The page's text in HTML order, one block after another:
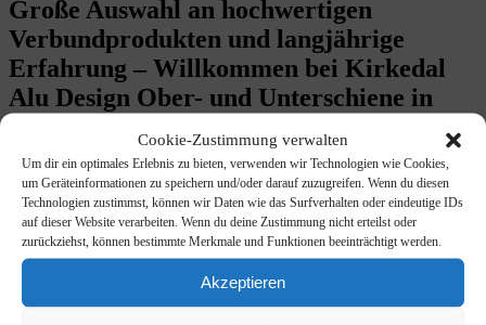
Cookie-Zustimmung verwalten
Um dir ein optimales Erlebnis zu bieten, verwenden wir Technologien wie Cookies,
um Geräteinformationen zu speichern und/oder darauf zuzugreifen. Wenn du diesen
Technologien zustimmst, können wir Daten wie das Surfverhalten oder eindeutige IDs
auf dieser Website verarbeiten. Wenn du deine Zustimmung nicht erteilst oder
zurückziehst, können bestimmte Merkmale und Funktionen beeinträchtigt werden.
Akzeptieren
Große Auswahl an hochwertigen
Verbundprodukten und langjährige
Erfahrung – Willkommen bei Kirkedal
Alu Design Ober- und Unterschiene in
Kirkedal Composite (WPC = Wood Plastic Composite) Terrassen
und Zäune.
Durch den Einsatz neuester Technologien und bester Zutaten kann
sich der Verbraucher sicher sein, ein Material von höchster Qualität
und damit das perfekteste Ergebnis für Terrasse oder Zaun zu
erhalten.
Kirkedal Komposit hat seine eigenen einzigartigen Vorteile und sein